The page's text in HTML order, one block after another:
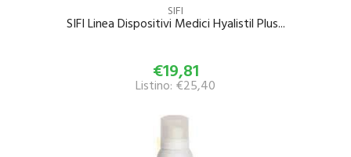
SIFI
SIFI Linea Dispositivi Medici Hyalistil Plus...
€19,81
Listino: €25,40